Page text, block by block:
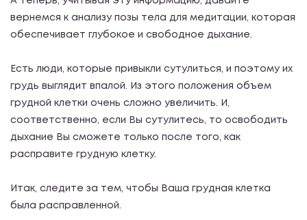
вернемся к анализу позы тела для медитации, которая
обеспечивает глубокое и свободное дыхание.
Есть люди, которые привыкли сутулиться, и поэтому их
грудь выглядит впалой. Из этого положения объем
грудной клетки очень сложно увеличить. И,
соответственно, если Вы сутулитесь, то освободить
дыхание Вы сможете только после того, как
расправите грудную клетку.
Итак, следите за тем, чтобы Ваша грудная клетка
была расправленной.